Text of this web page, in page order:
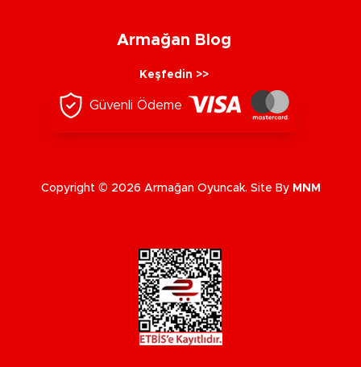
Armağan Blog
Keşfedin >>
Güvenli Ödeme
Copyright © 2026 Armağan Oyuncak. Site By MNM